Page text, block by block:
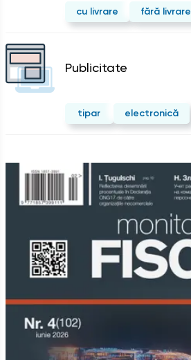
cu livrare fără livrare
Publicitate
tipar electronică